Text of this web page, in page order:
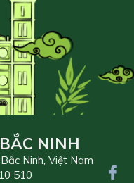
NINH
Ninh, Việt Nam
510